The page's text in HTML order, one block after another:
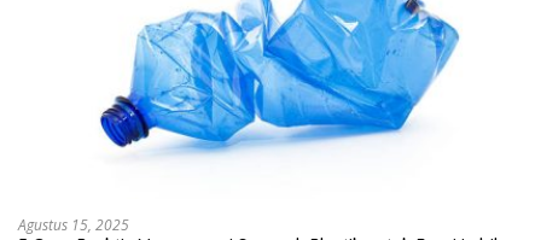
Agustus 15, 2025